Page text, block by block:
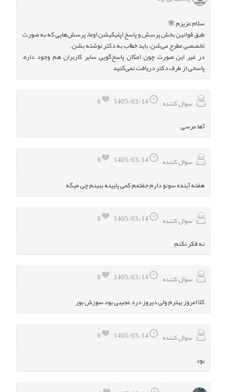
سلام عزیزم 🌸
طبق قوانین بخش پرسش و پاسخ اپلیکیشن اوما، پرسش‌هایی که به صورت
تخصصی مطرح می‌شن، باید خطاب به دکتر نوشته بشن.
در غیر این صورت چون امکان پاسخ‌گویی سایر کاربران هم وجود داره،
پاسخی از طرف دکتر دریافت نمی‌کنید
0
سوال کننده
آها مرسی
0
سوال کننده
هفته آینده سونو دارم جفتمم کمی پایینه ببینم چی میگه
0
سوال کننده
نه فکر نکنم
0
سوال کننده
کلا امروز بهترم ولی دیروز درد عجیبی بود سوزش بور
0
سوال کننده
بود